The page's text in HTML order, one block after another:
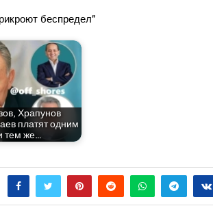
беспредел”
Хра­пу­нов
пла­тят одним
тем же…